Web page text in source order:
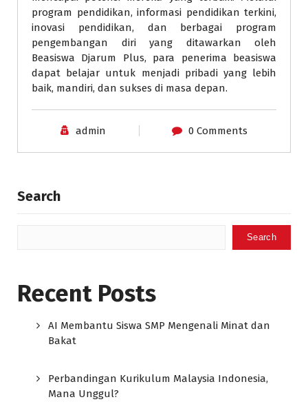
program pendidikan, informasi pendidikan terkini,
inovasi pendidikan, dan berbagai program
pengembangan diri yang ditawarkan oleh
Beasiswa Djarum Plus, para penerima beasiswa
dapat belajar untuk menjadi pribadi yang lebih
baik, mandiri, dan sukses di masa depan.
admin 0 Comments
Search
Search
Recent Posts
AI Membantu Siswa SMP Mengenali Minat dan
Bakat
Perbandingan Kurikulum Malaysia Indonesia,
Mana Unggul?